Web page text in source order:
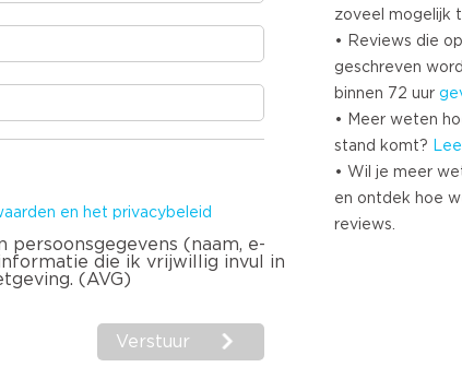
en het privacybeleid
persoonsgegevens (naam, e-
die ik vrijwillig invul in
(AVG)
Verstuur
zoveel mogelijk
• Reviews die
geschreven
binnen 72 uur
• Meer weten
stand komt?
• Wil je meer
en ontdek hoe
reviews.